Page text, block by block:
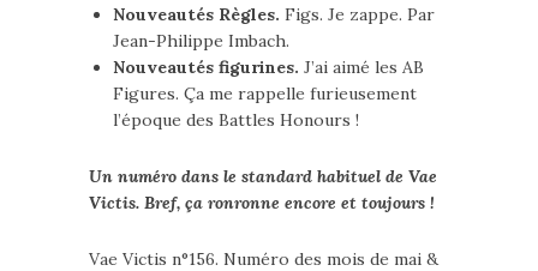
Nouveautés Règles. Figs. Je zappe. Par
Jean-Philippe Imbach.
Nouveautés figurines. J’ai aimé les AB
Figures. Ça me rappelle furieusement
l’époque des Battles Honours !
Un numéro dans le standard habituel de Vae
Victis. Bref, ça ronronne encore et toujours !
Vae Victis n°156. Numéro des mois de mai &